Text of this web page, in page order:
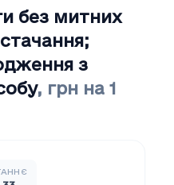
без митних
з
, грн на 1